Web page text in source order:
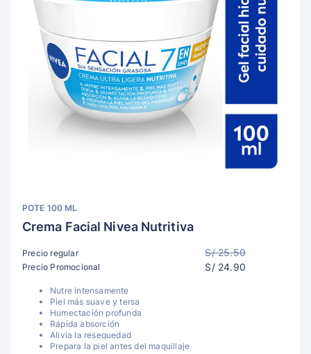
POTE 100 ML
Crema Facial Nivea Nutritiva
Precio regular S/ 25.50
Precio Promocional S/ 24.90
Nutre intensamente
Piel más suave y tersa
Humectación profunda
Rápida absorción
Alivia la resequedad
Prepara la piel antes del maquillaje